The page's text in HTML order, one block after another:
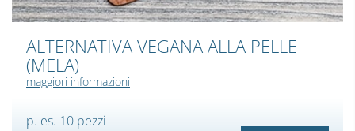
ALTERNATIVA VEGANA ALLA PELLE
(MELA)
maggiori informazioni
p. es. 10 pezzi